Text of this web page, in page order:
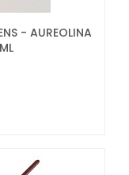
- AUREOLINA